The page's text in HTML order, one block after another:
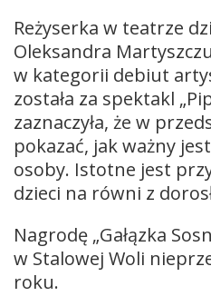
Reżyserka w teatrze
Oleksandra
w kategorii debiut
została za spektakl
zaznaczyła, że w
pokazać, jak ważny
osoby. Istotne jest
dzieci na równi z
Nagrodę „Gałązka
w Stalowej Woli
roku.